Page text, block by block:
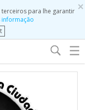
×
para lhe garantir
informação
☰